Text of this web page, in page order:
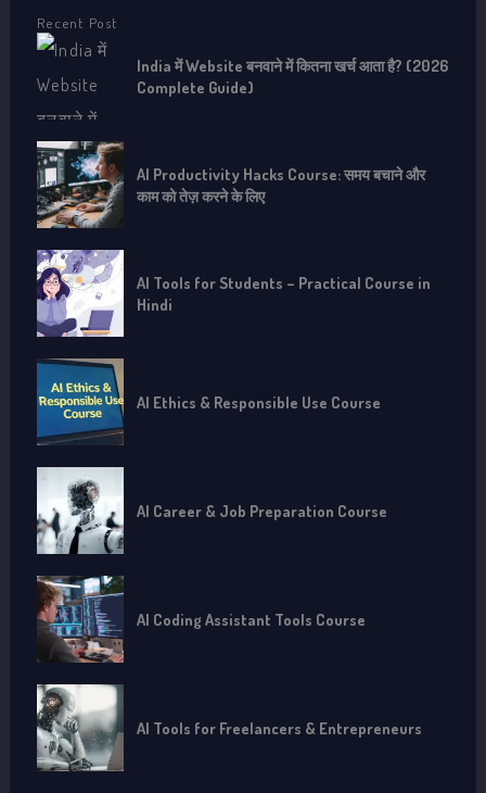
Recent Post
India में Website बनवाने में कितना खर्च आता है? (2026
Complete Guide)
AI Productivity Hacks Course: समय बचाने और
काम को तेज़ करने के लिए
AI Tools for Students – Practical Course in
Hindi
AI Ethics & Responsible Use Course
AI Career & Job Preparation Course
AI Coding Assistant Tools Course
AI Tools for Freelancers & Entrepreneurs